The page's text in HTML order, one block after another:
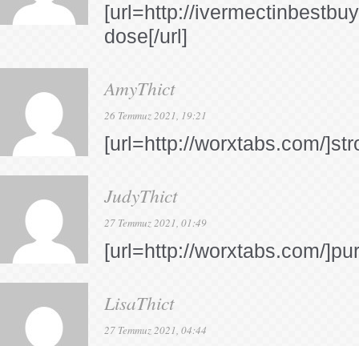
[url=http://
dose[/url]
AmyThict
26 Temmuz 2021, 19:21
[url=http://worxtabs.com/
JudyThict
27 Temmuz 2021, 01:49
[url=http://worxtabs.com/
LisaThict
27 Temmuz 2021, 04:44